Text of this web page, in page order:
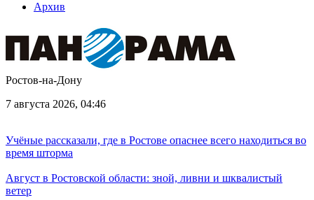
Архив
Ростов-на-Дону
7 августа 2026, 04:46
Учёные рассказали, где в Ростове опаснее всего находиться во
время шторма
Август в Ростовской области: зной, ливни и шквалистый
ветер